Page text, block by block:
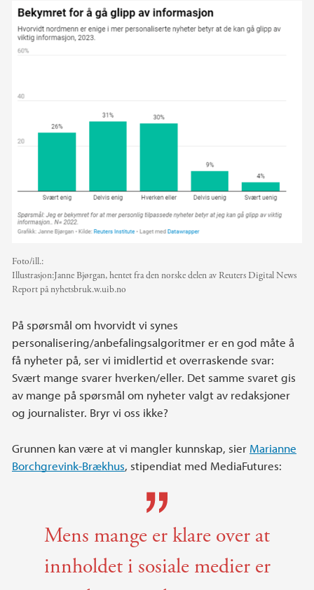
Foto/ill.:
Illustrasjon:Janne Bjørgan, hentet fra den norske delen av Reuters Digital News
Report på nyhetsbruk.w.uib.no
På spørsmål om hvorvidt vi synes
personalisering/anbefalingsalgoritmer er en god måte å
få nyheter på, ser vi imidlertid et overraskende svar:
Svært mange svarer hverken/eller. Det samme svaret gis
av mange på spørsmål om nyheter valgt av redaksjoner
og journalister. Bryr vi oss ikke?
Grunnen kan være at vi mangler kunnskap, sier Marianne
Borchgrevink-Brækhus, stipendiat med MediaFutures:
Mens mange er klare over at
innholdet i sosiale medier er